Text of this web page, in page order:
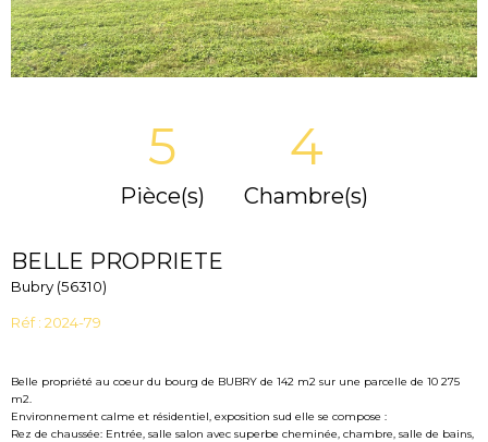
5
Pièce(s)
4
Chambre(s)
BELLE PROPRIETE
Bubry (56310)
Réf : 2024-79
Belle propriété au coeur du bourg de BUBRY de 142 m2 sur une parcelle de 10 275
m2.
Environnement calme et résidentiel, exposition sud elle se compose :
Rez de chaussée: Entrée, salle salon avec superbe cheminée, chambre, salle de bains,